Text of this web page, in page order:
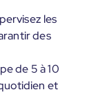
les
des
de 5 à 10
et